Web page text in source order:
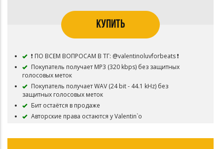
КУПИТЬ
❗ ПО ВСЕМ ВОПРОСАМ В ТГ: @valentinoluvforbeats ❗
Покупатель получает MP3 (320 kbps) без защитных
голосовых меток
Покупатель получает WAV (24 bit - 44.1 kHz) без
защитных голосовых меток
Бит остаётся в продаже
Авторские права остаются у Valentin`o